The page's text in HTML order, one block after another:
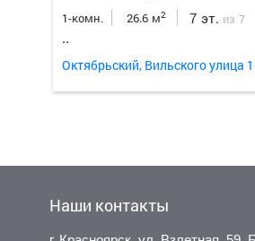
1-комн. 26.6 м2 7 эт. из 7
..
Октябрьский, Вильского улица
Наши контакты